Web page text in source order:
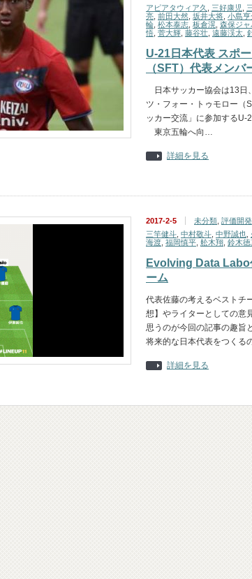
アピアタウィア久
三好康児
亮 前田大然 坂井大将 小島亨
輪 松本泰志 板倉滉 森保ジャ
悟 菅大輝 藤谷壮 遠藤渓太
U-21日本代表 スポ
（SFT）代表メンバ
日本サッカー協会は13日
ツ・フォー・トゥモロー（
ッカー交流」に参加するU-
東京五輪へ向…
詳細を見る
2017-2-5 未分類 評価開発
三竿健斗 中村敬斗 中野誠也
海渡 福岡慎平 舩木翔 鈴木徳
Evolving Data Labo
ーム
代表佐藤の考えるベストチ
想】やライターとしての意
思うのが今回の記事の趣旨
将来的な日本代表をつくる
詳細を見る